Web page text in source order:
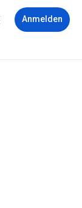
Anmelden